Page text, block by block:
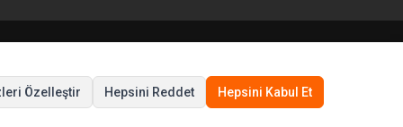
Özelleştir Hepsini Reddet Hepsini Kabul Et